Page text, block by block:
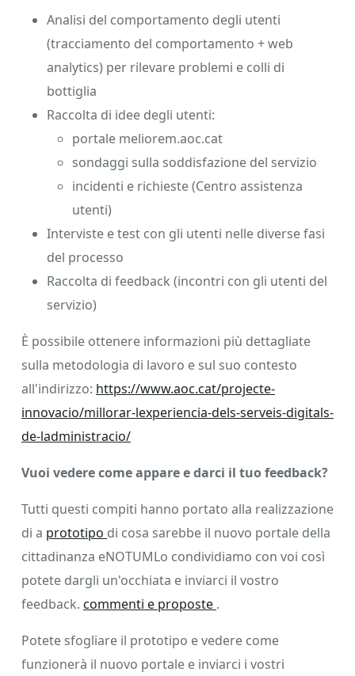
Analisi del comportamento degli utenti
(tracciamento del comportamento + web
analytics) per rilevare problemi e colli di
bottiglia
Raccolta di idee degli utenti:
portale meliorem.aoc.cat
sondaggi sulla soddisfazione del servizio
incidenti e richieste (Centro assistenza
utenti)
Interviste e test con gli utenti nelle diverse fasi
del processo
Raccolta di feedback (incontri con gli utenti del
servizio)
È possibile ottenere informazioni più dettagliate
sulla metodologia di lavoro e sul suo contesto
all'indirizzo: https://www.aoc.cat/projecte-
innovacio/millorar-lexperiencia-dels-serveis-digitals-
de-ladministracio/
Vuoi vedere come appare e darci il tuo feedback?
Tutti questi compiti hanno portato alla realizzazione
di a prototipo di cosa sarebbe il nuovo portale della
cittadinanza eNOTUMLo condividiamo con voi così
potete dargli un'occhiata e inviarci il vostro
feedback. commenti e proposte .
Potete sfogliare il prototipo e vedere come
funzionerà il nuovo portale e inviarci i vostri